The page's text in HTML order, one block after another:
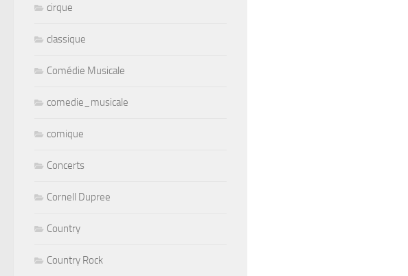
cirque
classique
Comédie Musicale
comedie_musicale
comique
Concerts
Cornell Dupree
Country
Country Rock